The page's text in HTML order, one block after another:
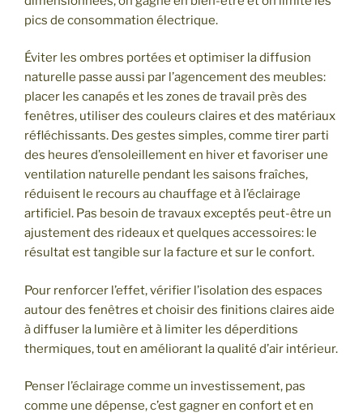
pics de consommation électrique.
Éviter les ombres portées et optimiser la diffusion
naturelle passe aussi par l’agencement des meubles:
placer les canapés et les zones de travail près des
fenêtres, utiliser des couleurs claires et des matériaux
réfléchissants. Des gestes simples, comme tirer parti
des heures d’ensoleillement en hiver et favoriser une
ventilation naturelle pendant les saisons fraîches,
réduisent le recours au chauffage et à l’éclairage
artificiel. Pas besoin de travaux exceptés peut-être un
ajustement des rideaux et quelques accessoires: le
résultat est tangible sur la facture et sur le confort.
Pour renforcer l’effet, vérifier l’isolation des espaces
autour des fenêtres et choisir des finitions claires aide
à diffuser la lumière et à limiter les déperditions
thermiques, tout en améliorant la qualité d’air intérieur.
Penser l’éclairage comme un investissement, pas
comme une dépense, c’est gagner en confort et en